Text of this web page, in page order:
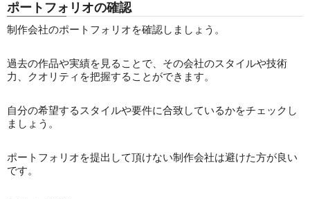
ポートフォリオの確認
制作会社のポートフォリオを確認しましょう。
過去の作品や実績を見ることで、その会社のスタイルや技術
力、クオリティを把握することができます。
自分の希望するスタイルや要件に合致しているかをチェックし
ましょう。
ポートフォリオを提出して頂けない制作会社は避けた方が良い
です。